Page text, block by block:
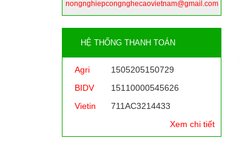
nongnghiepcongnghecaovietnam@gmail.com
HỆ THỐNG THANH TOÁN
Agri
1505205150729
BIDV
15110000545626
Vietin
711AC3214433
Xem chi tiết